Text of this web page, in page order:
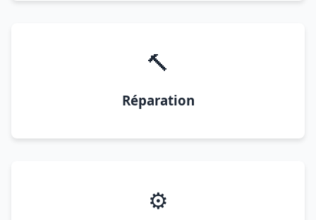
🔨
Réparation
⚙️